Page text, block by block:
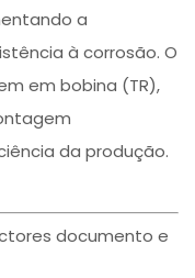
a
à corrosão. O
em bobina (TR),
da produção.
documento e